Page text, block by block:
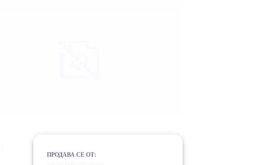
ПРОДАВА СЕ ОТ: